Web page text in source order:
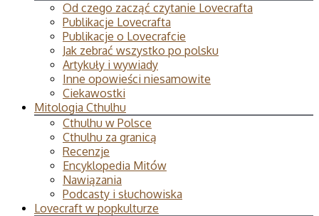
Od czego zacząć czytanie Lovecrafta
Publikacje Lovecrafta
Publikacje o Lovecrafcie
Jak zebrać wszystko po polsku
Artykuły i wywiady
Inne opowieści niesamowite
Ciekawostki
Mitologia Cthulhu
Cthulhu w Polsce
Cthulhu za granicą
Recenzje
Encyklopedia Mitów
Nawiązania
Podcasty i słuchowiska
Lovecraft w popkulturze